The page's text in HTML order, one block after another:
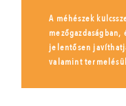
A méhészek
jelentősen
valamint